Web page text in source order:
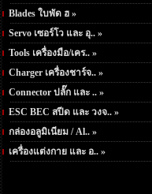
Blades ใบพัด ฮ »
Servo เซอร์โว และ อุ.. »
Tools เครื่องมือ/เคร.. »
Charger เครื่องชาร์จ.. »
Connector ปลั๊ก และ .. »
ESC BEC สปีด และ วงจ.. »
กล่องอลูมิเนียม / Al.. »
เครื่องแต่งกาย และ อ.. »